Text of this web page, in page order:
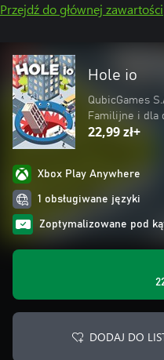
Przejdź do głównej zawartości
Hole io
QubicGames
Familijne i dla
22,99 zł+
Xbox Play Anywhere
1 obsługiwane języki
Zoptymalizowane pod
DODAJ DO